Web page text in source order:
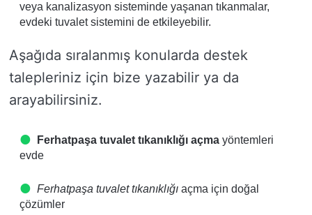
veya kanalizasyon sisteminde yaşanan tıkanmalar,
evdeki tuvalet sistemini de etkileyebilir.
Aşağıda sıralanmış konularda destek
talepleriniz için bize yazabilir ya da
arayabilirsiniz.
Ferhatpaşa tuvalet tıkanıklığı açma yöntemleri
evde
Ferhatpaşa tuvalet tıkanıklığı açma için doğal
çözümler